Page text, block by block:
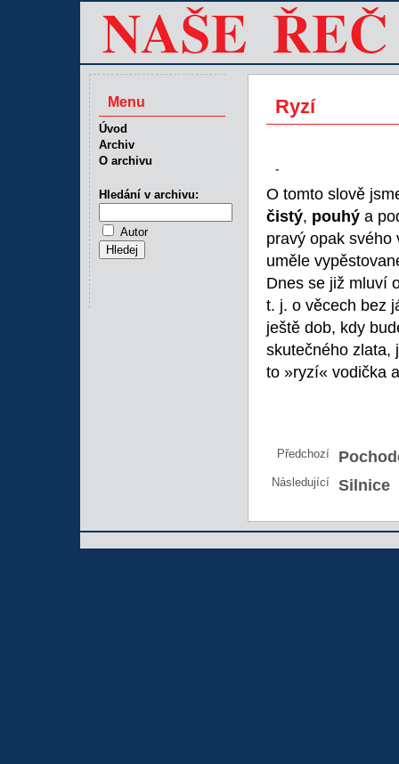
Ryzí
-
O tomto slově
čistý, pouhý a
pravý opak svého
uměle
Dnes se již mluví
t. j. o věcech bez
ještě dob, kdy
skutečného zlata,
to »ryzí« vodička
Předchozí
Následující Silnice
Menu
Úvod
Archiv
O archivu
Hledání v archivu:
Autor